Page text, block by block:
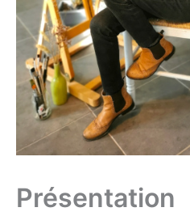
Présentation